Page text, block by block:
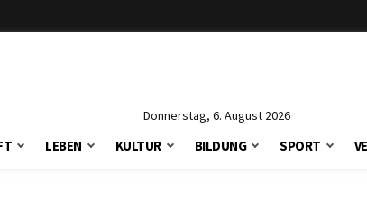
Donnerstag, 6. August 2026
LEBEN KULTUR BILDUNG SPORT